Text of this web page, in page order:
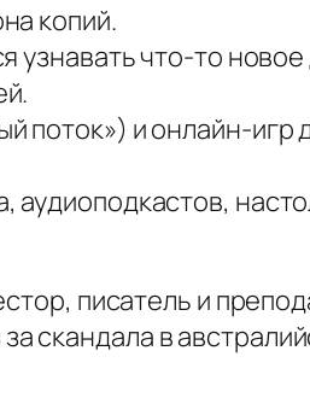
копий.
узнавать что-то
и онлайн-игр
писатель и
скандала в